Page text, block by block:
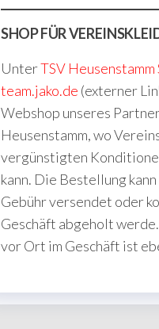
SHOP FÜR
UnterTSV Heusenstamm
team.jako.de (externer
Webshop unseres
Heusenstamm, wo
vergünstigten
kann. Die Bestellung
Gebühr versendet oder
Geschäft abgeholt
vor Ort im Geschäft ist